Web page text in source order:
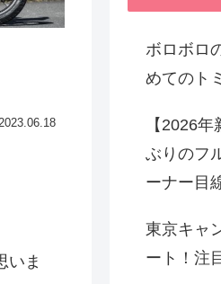
2023.06.18
いま
ボロボロ
めてのト
【2026
ぶりのフ
ーナー目
東京キャ
ート！注